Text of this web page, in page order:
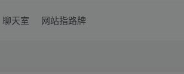
聊天室 网站指路牌